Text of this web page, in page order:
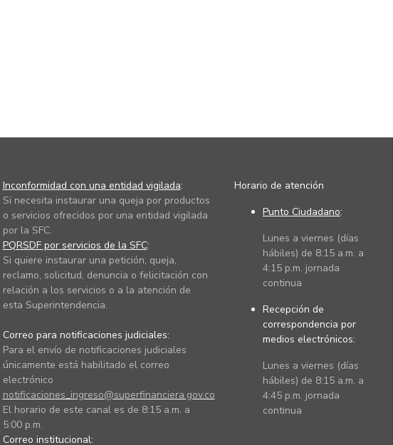
Inconformidad con una entidad vigilada:
Si necesita instaurar una queja por productos
o servicios ofrecidos por una entidad vigilada
por la SFC.
PQRSDF por servicios de la SFC:
Si quiere instaurar una petición, queja,
reclamo, solicitud, denuncia o felicitación con
relación a los servicios o a la atención de
esta Superintendencia.
Correo para notificaciones judiciales:
Para el envío de notificaciones judiciales
únicamente está habilitado el correo
electrónico
notificaciones_ingreso@superfinanciera.gov.co
El horario de este canal es de 8:15 a.m. a
5:00 p.m.
Correo institucional:
Horario de atención
Punto Ciudadano:
Lunes a viernes (días
hábiles) de 8:15 a.m. a
4:15 p.m. jornada
continua
Recepción de
correspondencia por
medios electrónicos:
Lunes a viernes (días
hábiles) de 8:15 a.m. a
4:45 p.m. jornada
continua